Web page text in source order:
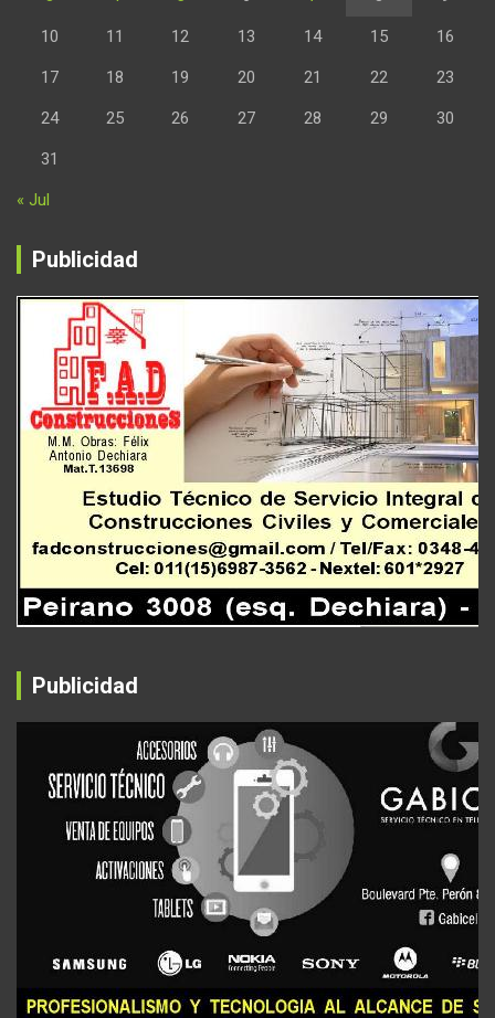
10 11 12 13 14 15 16
17 18 19 20 21 22 23
24 25 26 27 28 29 30
31
« Jul
Publicidad
Publicidad